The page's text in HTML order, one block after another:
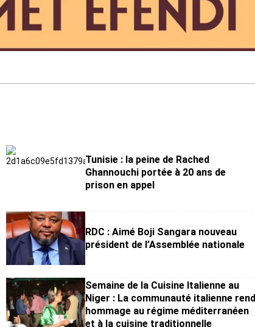
Tunisie : la peine de Rached
Ghannouchi portée à 20 ans de
prison en appel
RDC : Aimé Boji Sangara nouveau
président de l’Assemblée nationale
Semaine de la Cuisine Italienne au
Niger : La communauté italienne rend
hommage au régime méditerranéen
et à la cuisine traditionnelle